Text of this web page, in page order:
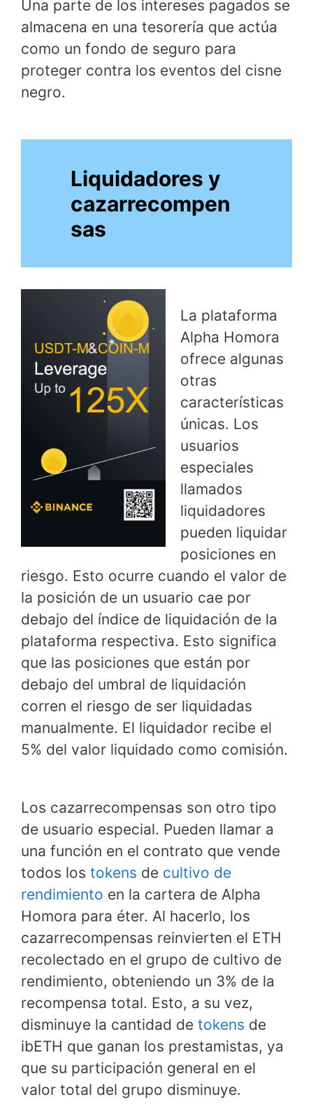
Una parte de los intereses pagados se
almacena en una tesorería que actúa
como un fondo de seguro para
proteger contra los eventos del cisne
negro.
Liquidadores y
cazarrecompen
sas
La plataforma
Alpha Homora
ofrece algunas
otras
características
únicas. Los
usuarios
especiales
llamados
liquidadores
pueden liquidar
posiciones en
riesgo. Esto ocurre cuando el valor de
la posición de un usuario cae por
debajo del índice de liquidación de la
plataforma respectiva. Esto significa
que las posiciones que están por
debajo del umbral de liquidación
corren el riesgo de ser liquidadas
manualmente. El liquidador recibe el
5% del valor liquidado como comisión.
Los cazarrecompensas son otro tipo
de usuario especial. Pueden llamar a
una función en el contrato que vende
todos los tokens de cultivo de
rendimiento en la cartera de Alpha
Homora para éter. Al hacerlo, los
cazarrecompensas reinvierten el ETH
recolectado en el grupo de cultivo de
rendimiento, obteniendo un 3% de la
recompensa total. Esto, a su vez,
disminuye la cantidad de tokens de
ibETH que ganan los prestamistas, ya
que su participación general en el
valor total del grupo disminuye.